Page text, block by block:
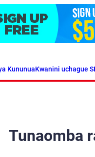
KununuaKwanini uchague
Tunaomba